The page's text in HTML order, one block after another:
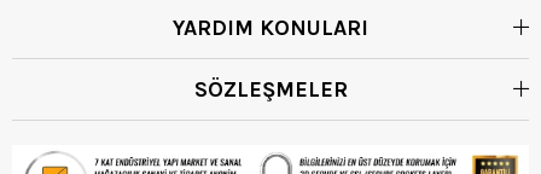
YARDIM KONULARI
SÖZLEŞMELER